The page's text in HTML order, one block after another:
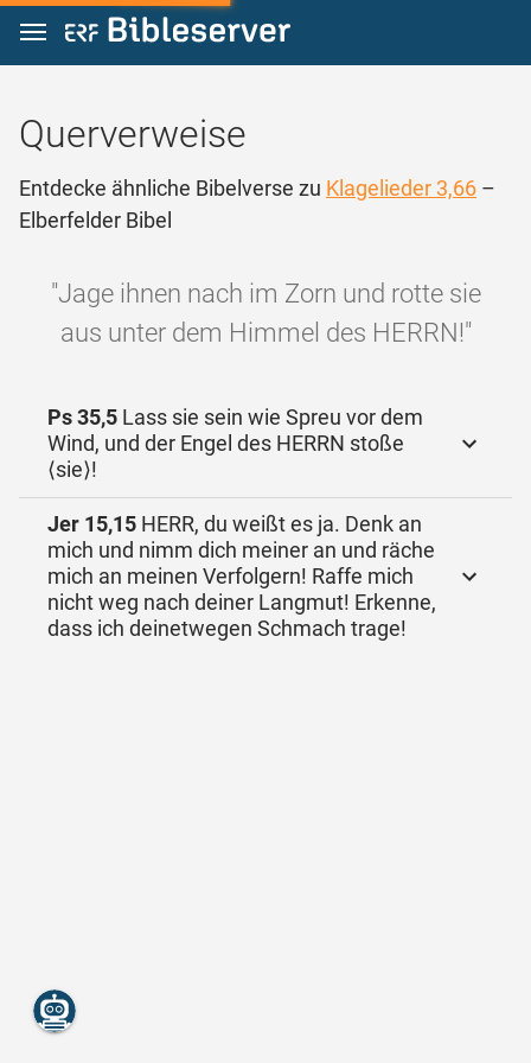
Zum Inhalt springen
Querverweise
Entdecke ähnliche Bibelverse zu Klagelieder 3,66 –
Elberfelder Bibel
"Jage ihnen nach im Zorn und rotte sie
aus unter dem Himmel des HERRN!"
Ps 35,5 Lass sie sein wie Spreu vor dem
Wind, und der Engel des HERRN stoße
⟨sie⟩!
Jer 15,15 HERR, du weißt es ja. Denk an
mich und nimm dich meiner an und räche
mich an meinen Verfolgern! Raffe mich
nicht weg nach deiner Langmut! Erkenne,
dass ich deinetwegen Schmach trage!